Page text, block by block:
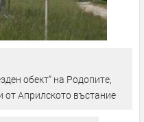
обект“ на Родопите,
от Априлското въстание